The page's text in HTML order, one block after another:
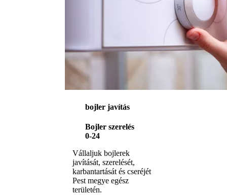
bojler javítás
Bojler szerelés
0-24
Vállaljuk bojlerek
javítását, szerelését,
karbantartását és cseréjét
Pest megye egész
területén.